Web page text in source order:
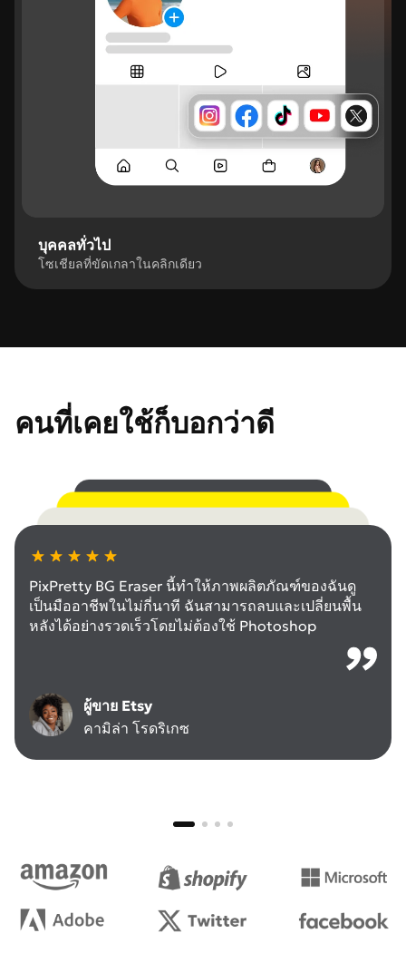
บุคคลทั่วไป
โซเชียลที่ขัดเกลาในคลิกเดียว
คนที่เคยใช้ก็บอกว่าดี
PixPretty BG Eraser นี้ทำให้ภาพผลิตภัณฑ์ของฉันดู
เป็นมืออาชีพในไม่กี่นาที ฉันสามารถลบและเปลี่ยนพื้น
หลังได้อย่างรวดเร็วโดยไม่ต้องใช้ Photoshop
ผู้ขาย Etsy
คามิล่า โรดริเกซ
ฉันใช้เครื่องมือ Pic Eraser ออนไลน์นี้ทุกวันสำหรับ
โพสต์โซเชียล AI มีความแม่นยำสูงและฉันชอบที่
สามารถปรับแต่งขอบที่ยุ่งยากด้วยตนเองเมื่อจำเป็น
เป็นการเปลี่ยนเกม ภาพของฉันยังคงคมชัดแม้หลังจาก
ช่างภาพ
ออนไลน์ฟรีนี้รวดเร็ว เชื่อถือได้ และผลลัพธ์ดูเหมือน
คุณภาพจากสตูดิโอ
เจ้าของธุรกิจ
อีธาน วอล์คเกอร์